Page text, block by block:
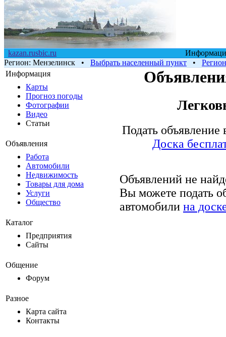
kazan.rusbic.ru
Регион: Мензелинск • Выбрать населенный пункт •
Информация
Карты
Прогноз погоды
Фотографии
Видео
Статьи
Объявления
Работа
Автомобили
Недвижимость
Товары для дома
Услуги
Общество
Каталог
Предприятия
Сайты
Общение
Форум
Разное
Карта сайта
Контакты
Подать объявление
Доска
Объявлений не
Вы можете подать
автомобили на